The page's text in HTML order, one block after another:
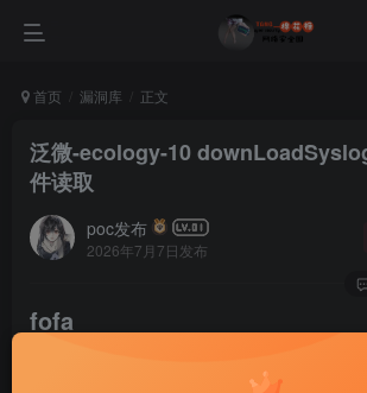
首页 漏洞库 正文
泛微-ecology-10
件读取
poc发布
2026年7月7日发布
fofa
"/build/passport/